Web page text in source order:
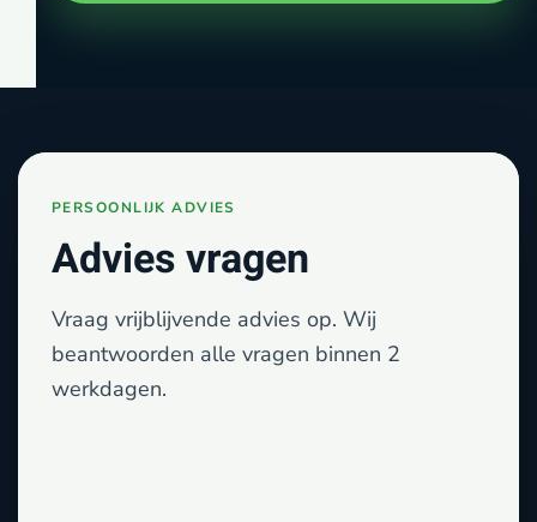
Advies vragen
Vraag vrijblijvende advies op. Wij
beantwoorden alle vragen binnen 2
werkdagen.